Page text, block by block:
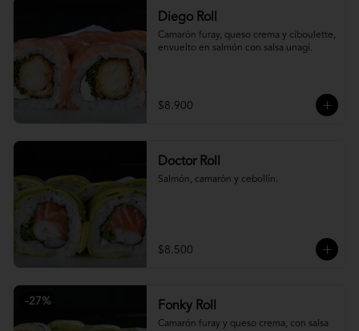
Diego Roll
Camarón furay, queso crema y ciboulette,
envuelto en salmón con salsa unagi.
$8.900
Doctor Roll
Salmón, camarón y cebollín.
$8.500
-27% Fonky Roll
Camarón furay y queso crema, con salsa